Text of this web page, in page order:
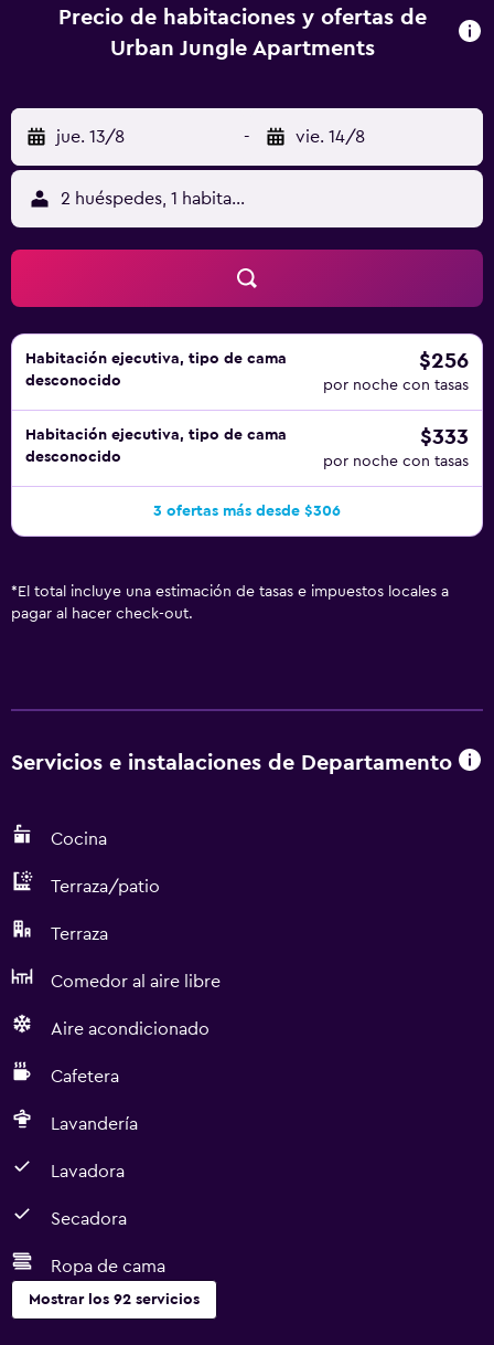
Precio de habitaciones y ofertas de
Urban Jungle Apartments
jue. 13/8 - vie. 14/8
2 huéspedes, 1 habitación
Habitación ejecutiva, tipo de cama
desconocido
$256
por noche con tasas
Habitación ejecutiva, tipo de cama
desconocido
$333
por noche con tasas
3 ofertas más desde $306
* El total incluye una estimación de tasas e impuestos locales a
pagar al hacer check-out.
Servicios e instalaciones de Departamento
Cocina
Terraza/patio
Terraza
Comedor al aire libre
Aire acondicionado
Cafetera
Lavandería
Lavadora
Secadora
Ropa de cama
Mostrar los 92 servicios